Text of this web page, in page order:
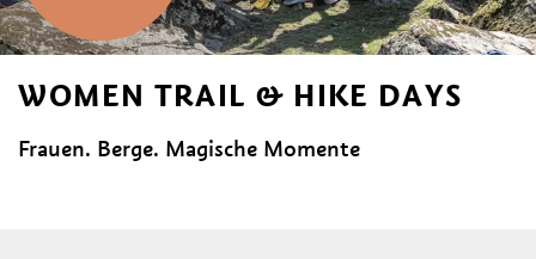
WOMEN TRAIL & HIKE DAYS
Frauen. Berge. Magische Momente